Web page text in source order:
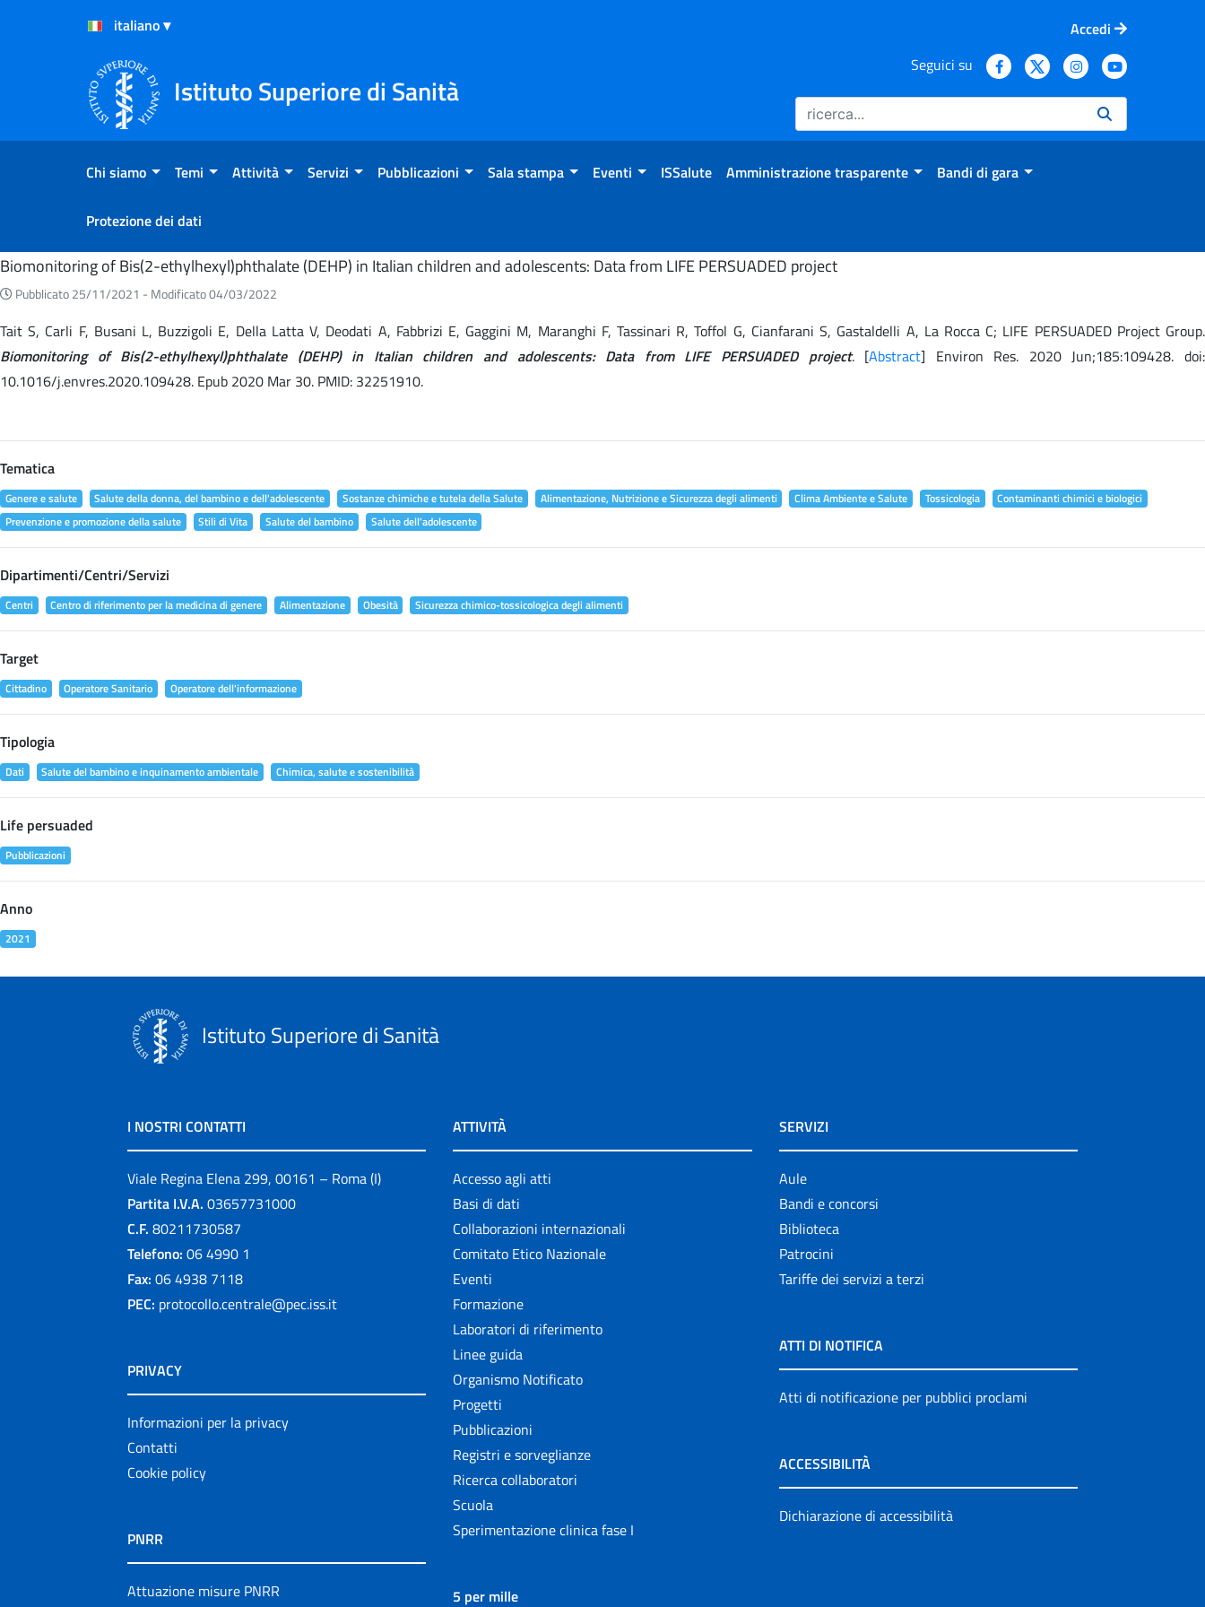
Salta al Contenuto
Salta al Footer
Accedi
Istituto Superiore di Sanità
Seguici su
Chi siamo Temi Attività Servizi Pubblicazioni Sala stampa Eventi ISSalute Amministrazione trasparente Bandi di gara
Protezione dei dati
Home
Biomonitoring of Bis(2-ethylhexyl)phthalate (DEHP) in Italian children and adolescents: Data from LIFE PERSUADED project
Pubblicato 25/11/2021 - Modificato 04/03/2022
Tait S, Carli F, Busani L, Buzzigoli E, Della Latta V, Deodati A, Fabbrizi E, Gaggini M, Maranghi F, Tassinari R, Toffol G, Cianfarani S, Gastaldelli A, La Rocca C; LIFE PERSUADED Project Group.
Biomonitoring of Bis(2-ethylhexyl)phthalate (DEHP) in Italian children and adolescents: Data from LIFE PERSUADED project. [Abstract] Environ Res. 2020 Jun;185:109428. doi:
10.1016/j.envres.2020.109428. Epub 2020 Mar 30. PMID: 32251910.
Tematica
Genere e salute Salute della donna, del bambino e dell'adolescente Sostanze chimiche e tutela della Salute Alimentazione, Nutrizione e Sicurezza degli alimenti Clima Ambiente e Salute Tossicologia
Contaminanti chimici e biologici
Prevenzione e promozione della salute
Stili di Vita Salute del bambino Salute dell'adolescente
Dipartimenti/Centri/Servizi
Centri Centro di riferimento per la medicina di genere Alimentazione Obesità Sicurezza chimico-tossicologica degli alimenti
Target
Cittadino Operatore Sanitario Operatore dell'informazione
Tipologia
Dati Salute del bambino e inquinamento ambientale Chimica, salute e sostenibilità
Life persuaded
Pubblicazioni
Anno
2021
Istituto Superiore di Sanità
I NOSTRI CONTATTI
Viale Regina Elena 299, 00161 – Roma (I)
Partita I.V.A. 03657731000
C.F. 80211730587
Telefono: 06 4990 1
Fax: 06 4938 7118
PEC: protocollo.centrale@pec.iss.it
PRIVACY
Informazioni per la privacy
Contatti
Cookie policy
PNRR
Attuazione misure PNRR
ATTIVITÀ
Accesso agli atti
Basi di dati
Collaborazioni internazionali
Comitato Etico Nazionale
Eventi
Formazione
Laboratori di riferimento
Linee guida
Organismo Notificato
Progetti
Pubblicazioni
Registri e sorveglianze
Ricerca collaboratori
Scuola
Sperimentazione clinica fase I
5 per mille
SERVIZI
Aule
Bandi e concorsi
Biblioteca
Patrocini
Tariffe dei servizi a terzi
ATTI DI NOTIFICA
Atti di notificazione per pubblici proclami
ACCESSIBILITÀ
Dichiarazione di accessibilità